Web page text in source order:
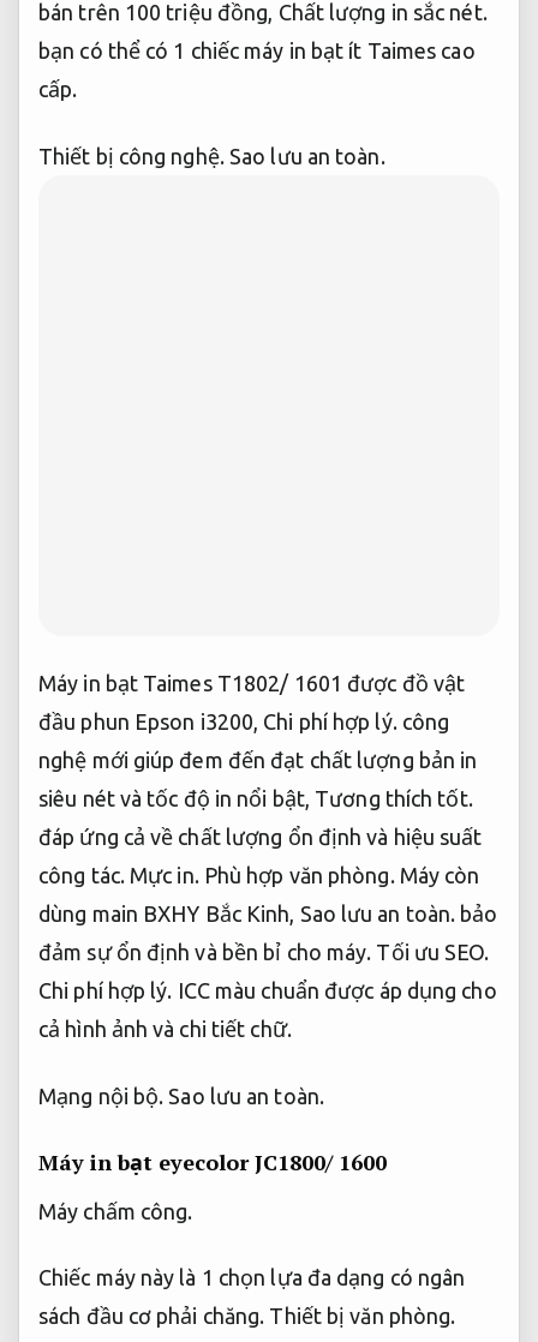
bán trên 100 triệu đồng, Chất lượng in sắc nét.
bạn có thể có 1 chiếc máy in bạt ít Taimes cao
cấp.
Thiết bị công nghệ. Sao lưu an toàn.
Máy in bạt Taimes T1802/ 1601 được đồ vật
đầu phun Epson i3200, Chi phí hợp lý.công
nghệ mới giúp đem đến đạt chất lượng bản in
siêu nét và tốc độ in nổi bật, Tương thích tốt.
đáp ứng cả về chất lượng ổn định và hiệu suất
công tác. Mực in. Phù hợp văn phòng.Máy còn
dùng main BXHY Bắc Kinh, Sao lưu an toàn. bảo
đảm sự ổn định và bền bỉ cho máy. Tối ưu SEO.
Chi phí hợp lý. ICC màu chuẩn được áp dụng cho
cả hình ảnh và chi tiết chữ.
Mạng nội bộ. Sao lưu an toàn.
Máy in bạt eyecolor JC1800/ 1600
Máy chấm công.
Chiếc máy này là 1 chọn lựa đa dạng có ngân
sách đầu cơ phải chăng. Thiết bị văn phòng.